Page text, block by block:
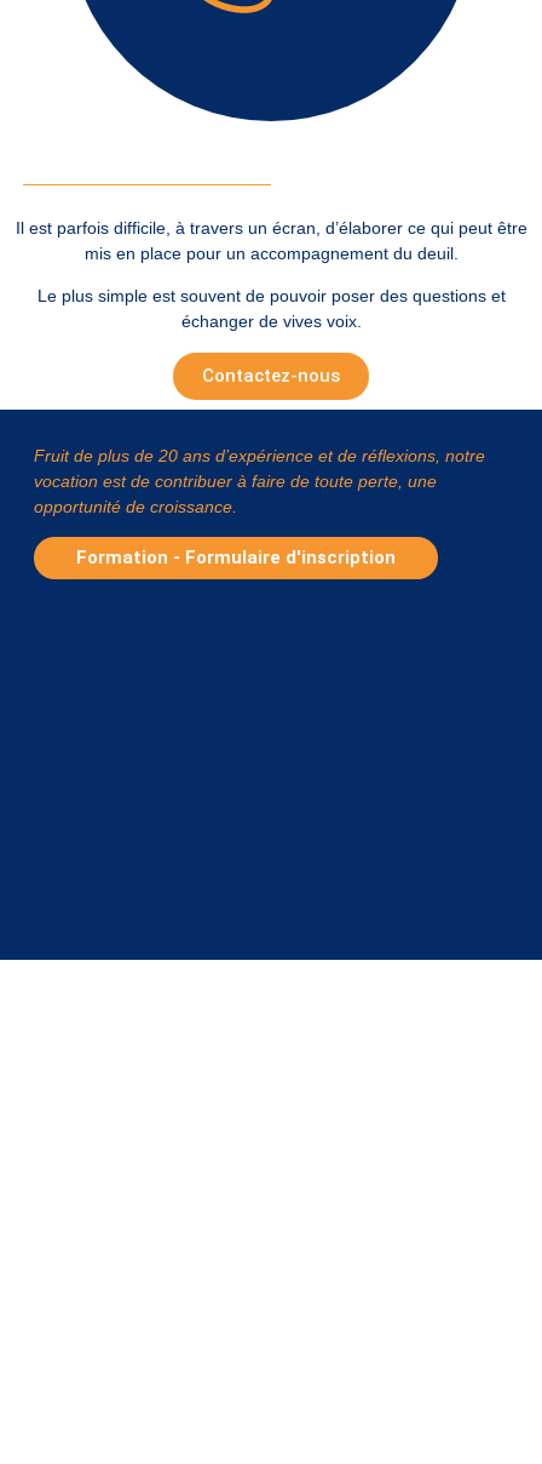
Il est parfois difficile, à travers un écran, d’élaborer ce qui peut être
mis en place pour un accompagnement du deuil.
Le plus simple est souvent de pouvoir poser des questions et
échanger de vives voix.
Contactez-nous
Fruit de plus de 20 ans d’expérience et de réflexions, notre
vocation est de contribuer à faire de toute perte, une
opportunité de croissance.
Formation - Formulaire d'inscription